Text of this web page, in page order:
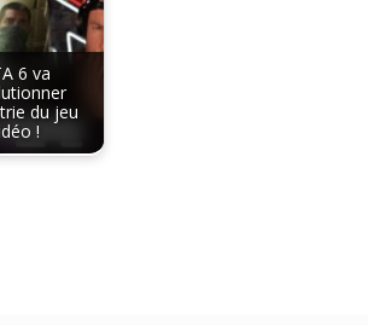
6 va
du jeu
!